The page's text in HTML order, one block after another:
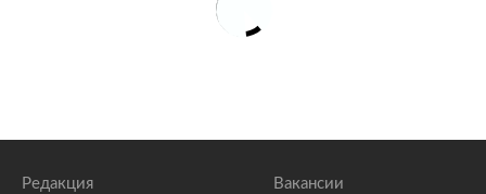
Редакция Вакансии